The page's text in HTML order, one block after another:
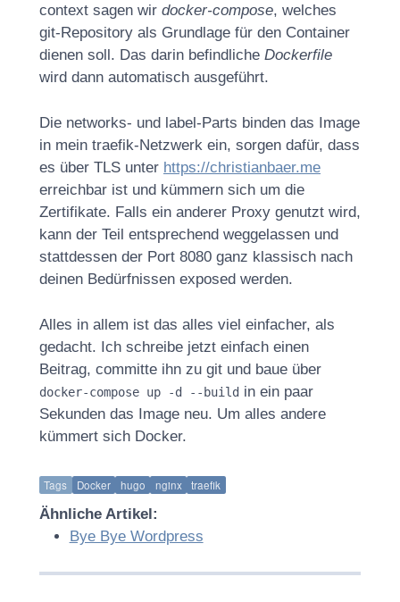
context sagen wir docker-compose, welches
git-Repository als Grundlage für den Container
dienen soll. Das darin befindliche Dockerfile
wird dann automatisch ausgeführt.
Die networks- und label-Parts binden das Image
in mein traefik-Netzwerk ein, sorgen dafür, dass
es über TLS unter https://christianbaer.me
erreichbar ist und kümmern sich um die
Zertifikate. Falls ein anderer Proxy genutzt wird,
kann der Teil entsprechend weggelassen und
stattdessen der Port 8080 ganz klassisch nach
deinen Bedürfnissen exposed werden.
Alles in allem ist das alles viel einfacher, als
gedacht. Ich schreibe jetzt einfach einen
Beitrag, committe ihn zu git und baue über
docker-compose up -d --build in ein paar
Sekunden das Image neu. Um alles andere
kümmert sich Docker.
Tags Docker hugo nginx traefik
Ähnliche Artikel:
Bye Bye Wordpress